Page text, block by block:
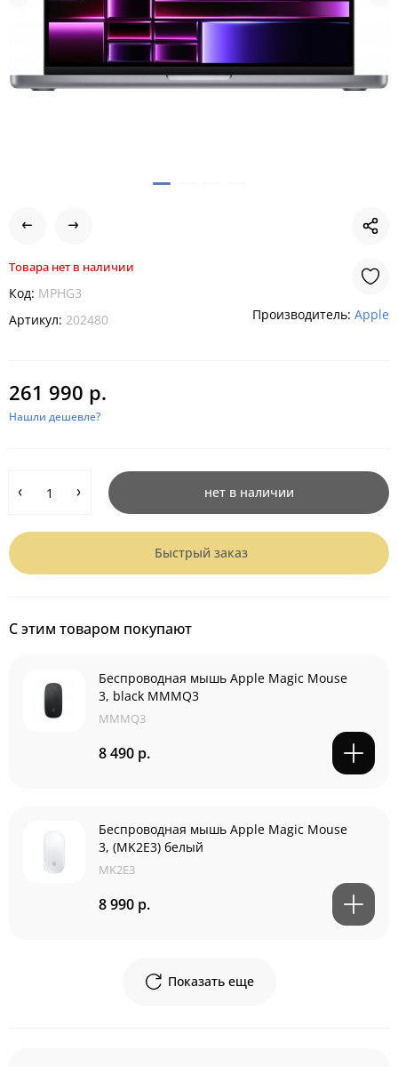
Товара нет в наличии
Код: MPHG3
Артикул: 202480 Производитель: Apple
261 990 р.
Нашли дешевле?
нет в наличии
Быстрый заказ
С этим товаром покупают
Беспроводная мышь Apple Magic Mouse
3, black MMMQ3
MMMQ3
8 490 р.
Беспроводная мышь Apple Magic Mouse
3, (MK2E3) белый
MK2E3
8 990 р.
Показать еще